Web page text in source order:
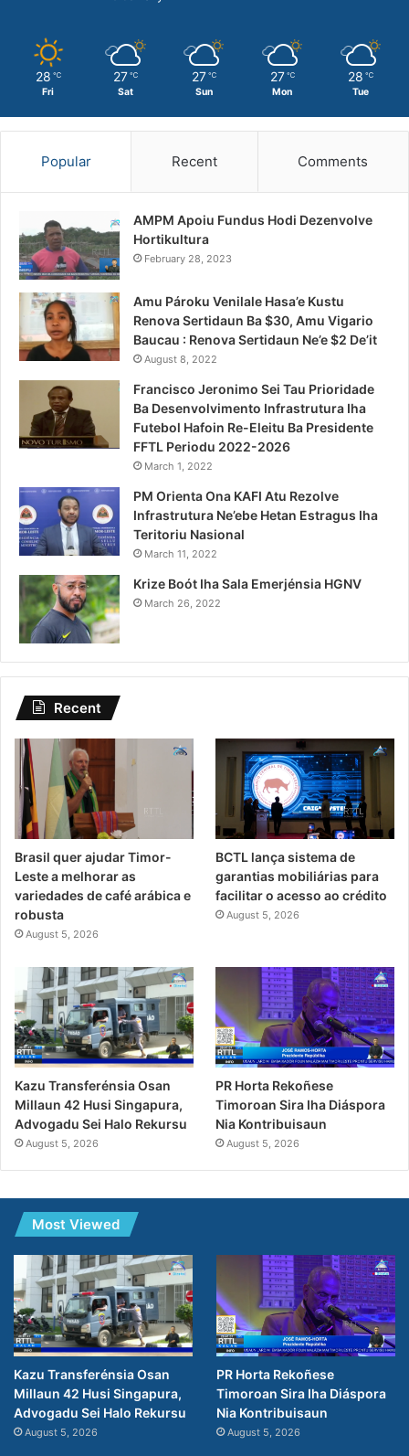
28 ℃
Fri
27 ℃
Sat
27 ℃
Sun
27 ℃
Mon
28 ℃
Tue
Popular Recent Comments
AMPM Apoiu Fundus Hodi Dezenvolve
Hortikultura
February 28, 2023
Amu Pároku Venilale Hasa’e Kustu
Renova Sertidaun Ba $30, Amu Vigario
Baucau : Renova Sertidaun Ne’e $2 De’it
August 8, 2022
Francisco Jeronimo Sei Tau Prioridade
Ba Desenvolvimento Infrastrutura Iha
Futebol Hafoin Re-Eleitu Ba Presidente
FFTL Periodu 2022-2026
March 1, 2022
PM Orienta Ona KAFI Atu Rezolve
Infrastrutura Ne’ebe Hetan Estragus Iha
Teritoriu Nasional
March 11, 2022
Krize Boót Iha Sala Emerjénsia HGNV
March 26, 2022
Recent
Brasil quer ajudar Timor-
Leste a melhorar as
variedades de café arábica e
robusta
August 5, 2026
BCTL lança sistema de
garantias mobiliárias para
facilitar o acesso ao crédito
August 5, 2026
Kazu Transferénsia Osan
Millaun 42 Husi Singapura,
Advogadu Sei Halo Rekursu
August 5, 2026
PR Horta Rekoñese
Timoroan Sira Iha Diáspora
Nia Kontribuisaun
August 5, 2026
Most Viewed
Kazu Transferénsia Osan
Millaun 42 Husi Singapura,
Advogadu Sei Halo Rekursu
August 5, 2026
PR Horta Rekoñese
Timoroan Sira Iha Diáspora
Nia Kontribuisaun
August 5, 2026